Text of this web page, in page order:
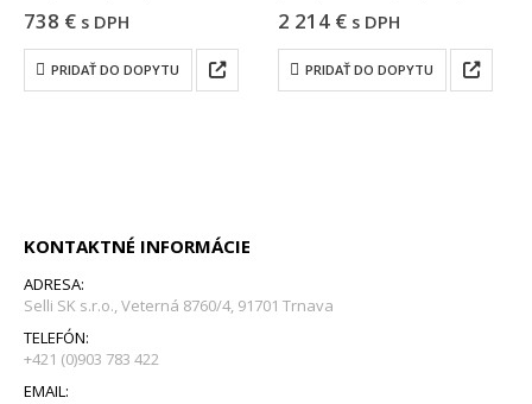
osadené poplastované
opatrená otvormi na prestup
vodovodných hadíc.
738 € s DPH
PRIDAŤ DO DOPYTU
zabudovanými poplastovanými
umožňuje umiestnie viacerých
vodomerných zostáv.
2 214 € s DPH
PRIDAŤ DO DOPYTU
KONTAKTNÉ INFORMÁCIE
ADRESA:
Selli SK s.r.o., Veterná 8760/4, 91701 Trnava
TELEFÓN:
+421 (0)903 783 422
EMAIL: